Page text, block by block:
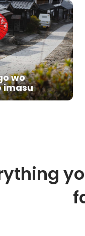
wo
imasu